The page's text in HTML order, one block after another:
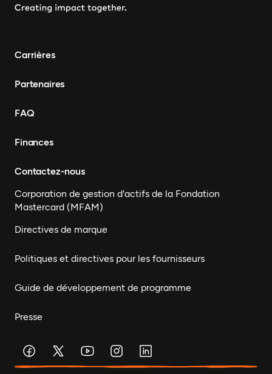
Carrières
Partenaires
FAQ
Finances
Contactez-nous
Corporation de gestion d'actifs de la Fondation
Mastercard (MFAM)
Directives de marque
Politiques et directives pour les fournisseurs
Guide de développement de programme
Presse